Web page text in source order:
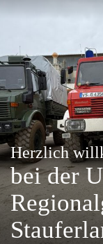
Herzlich
bei der